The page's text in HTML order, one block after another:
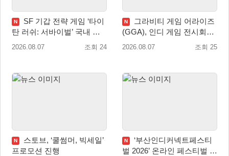
N
SF 기갑 전략 게임 ‘타이
탄 러쉬: 서바이벌’ 국내 정
식 출시
2026.08.07 조회 24
N
그라비티 게임 어라이즈
(GGA), 인디 게임 전시회
‘도쿄 게임 던전 13’ 참가!
2026.08.07 조회 25
N
스토브, ‘쿨썸머, 빅세일’
프로모션 진행
N
‘부산인디커넥트페스티
벌 2026’ 온라인 페스티벌 개